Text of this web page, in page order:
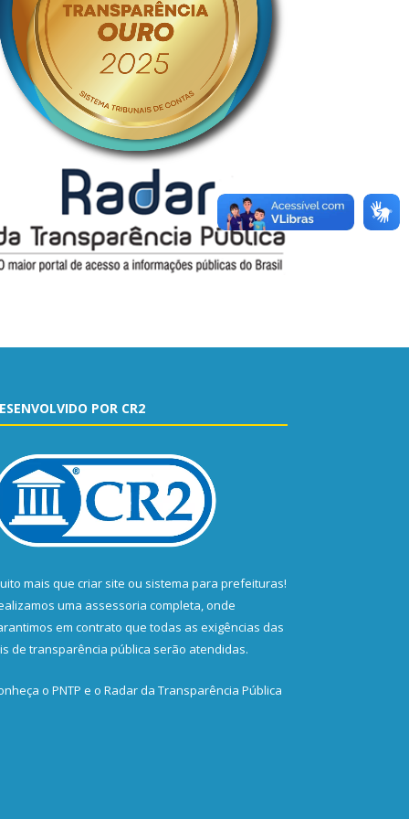
POR CR2
mais que criar site ou sistema para prefeituras!
uma assessoria completa, onde
em contrato que todas as exigências das
de transparência pública serão atendidas.
o PNTP e o Radar da Transparência Pública